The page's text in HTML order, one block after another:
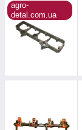
agro-
detal.com.ua